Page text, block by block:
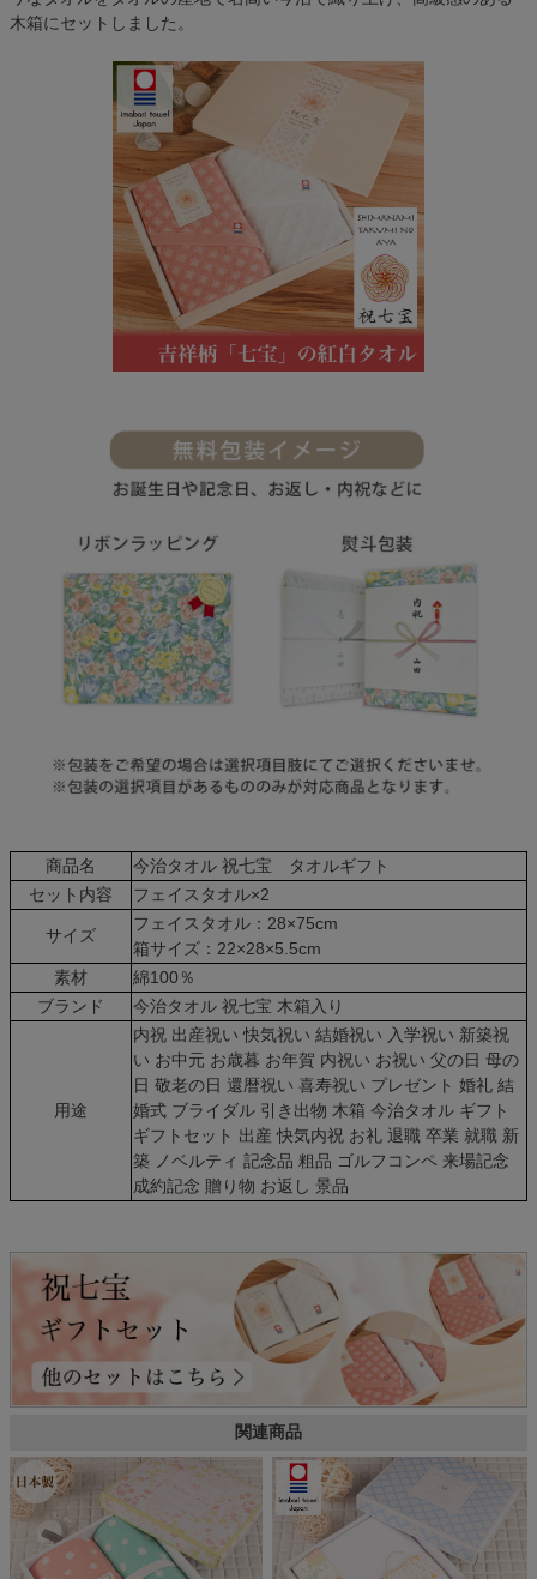
木箱にセットしました。
商品名
今治タオル 祝七宝 タオルギフト
セット内容
フェイスタオル×2
サイズ
フェイスタオル：28×75cm
箱サイズ：22×28×5.5cm
素材
綿100％
ブランド
今治タオル 祝七宝 木箱入り
用途
内祝 出産祝い 快気祝い 結婚祝い 入学祝い 新築祝
い お中元 お歳暮 お年賀 内祝い お祝い 父の日 母の
日 敬老の日 還暦祝い 喜寿祝い プレゼント 婚礼 結
婚式 ブライダル 引き出物 木箱 今治タオル ギフト
ギフトセット 出産 快気内祝 お礼 退職 卒業 就職 新
築 ノベルティ 記念品 粗品 ゴルフコンペ 来場記念
成約記念 贈り物 お返し 景品
関連商品